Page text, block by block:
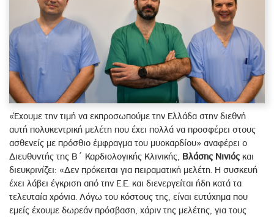
«Έχουμε την τιμή να εκπροσωπούμε την Ελλάδα στην διεθνή
αυτή πολυκεντρική μελέτη που έχει πολλά να προσφέρει στους
ασθενείς με πρόσθιο έμφραγμα του μυοκαρδίου» αναφέρει ο
Διευθυντής της Β΄ Καρδιολογικής Κλινικής, Βλάσης Νινιόςκαι
διευκρινίζει: «Δεν πρόκειται για πειραματική μελέτη. Η συσκευή
έχει λάβει έγκριση από την Ε.Ε. και διενεργείται ήδη κατά τα
τελευταία χρόνια. Λόγω του κόστους της, είναι ευτύχημα που
εμείς έχουμε δωρεάν πρόσβαση, χάριν της μελέτης, για τους